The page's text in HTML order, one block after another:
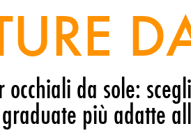
da sole:
più adatte